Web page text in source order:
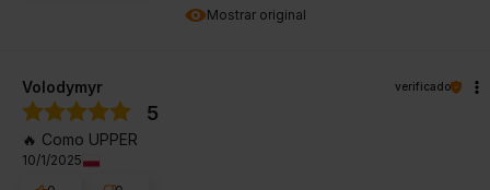
Mostrar original
Volodymyr verificado
5
🔥 Como UPPER
10/1/2025